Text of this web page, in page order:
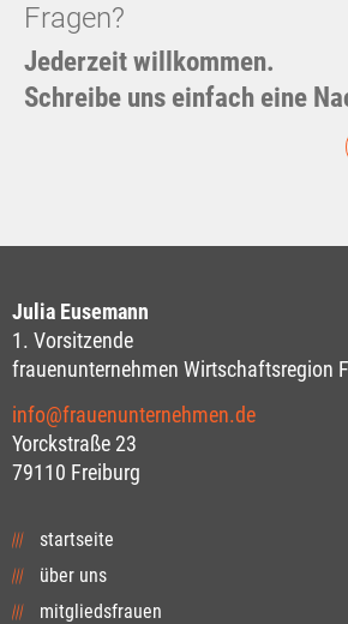
Fragen?
Jederzeit willkommen.
Schreibe uns einfach eine
Julia Eusemann
1. Vorsitzende
frauenunternehmen Wirtschaftsregion
info@frauenunternehmen.de
Yorckstraße 23
79110 Freiburg
startseite
über uns
mitgliedsfrauen